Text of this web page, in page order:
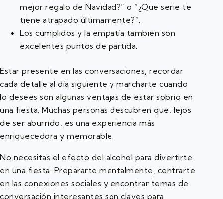
mejor regalo de Navidad?” o “¿Qué serie te
tiene atrapado últimamente?”.
Los cumplidos y la empatía también son
excelentes puntos de partida.
Estar presente en las conversaciones, recordar
cada detalle al día siguiente y marcharte cuando
lo desees son algunas ventajas de estar sobrio en
una fiesta. Muchas personas descubren que, lejos
de ser aburrido, es una experiencia más
enriquecedora y memorable.
No necesitas el efecto del alcohol para divertirte
en una fiesta. Prepararte mentalmente, centrarte
en las conexiones sociales y encontrar temas de
conversación interesantes son claves para